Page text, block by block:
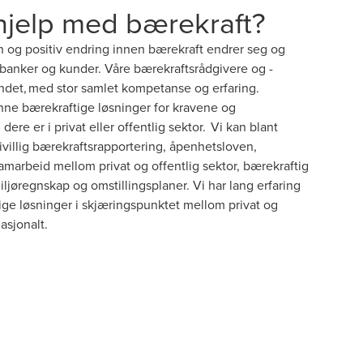
med bærekraft?
og positiv endring innen bærekraft endrer seg og
og kunder. Våre bærekraftsrådgivere og -
med stor samlet kompetanse og erfaring.
bærekraftige løsninger for kravene og
er i privat eller offentlig sektor. Vi kan blant
bærekraftsrapportering, åpenhetsloven,
mellom privat og offentlig sektor, bærekraftig
og omstillingsplaner. Vi har lang erfaring
løsninger i skjæringspunktet mellom privat og